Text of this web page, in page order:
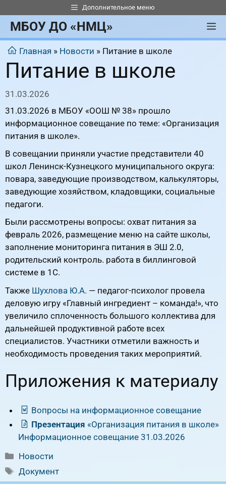
к
содержимому
Дополнительное меню
МБОУ ДО «НМЦ»
Главная » Новости » Питание в школе
Питание в школе
31.03.2026
31.03.2026 в МБОУ «ООШ № 38» прошло
информационное совещание по теме: «Организация
питания в школе».
В совещании приняли участие представители 40
школ Ленинск-Кузнецкого муниципального округа:
повара, заведующие производством, калькуляторы,
заведующие хозяйством, кладовщики, социальные
педагоги.
Были рассмотрены вопросы: охват питания за
февраль 2026, размещение меню на сайте школы,
заполнение мониторинга питания в ЭШ 2.0,
родительский контроль. работа в биллинговой
системе в 1С.
Также Шухлова Ю.А. — педагог-психолог провела
деловую игру «Главный ингредиент – команда!», что
увеличило сплоченность большого коллектива для
дальнейшей продуктивной работе всех
специалистов. Участники отметили важность и
необходимость проведения таких мероприятий.
Приложения к материалу
Вопросы на информационное совещание
Презентация «Организация питания в школе»
Информационное совещание 31.03.2026
Рубрики
Новости
Метки
Документ